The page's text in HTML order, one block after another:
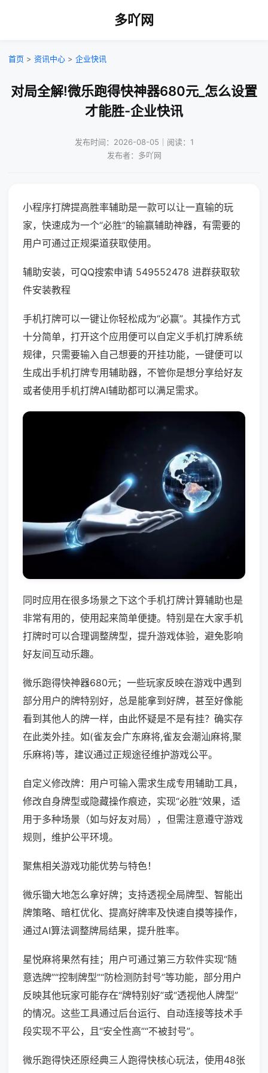
多吖网
首页 > 资讯中心 > 企业快讯
对局全解!微乐跑得快神器680元_怎么设置
才能胜-企业快讯
发布时间：2026-08-05｜阅读：1
发布者：多吖网
小程序打牌提高胜率辅助是一款可以让一直输的玩
家，快速成为一个“必胜”的输赢辅助神器，有需要的
用户可通过正规渠道获取使用。
辅助安装，可QQ搜索申请 549552478 进群获取软
件安装教程
手机打牌可以一键让你轻松成为“必赢”。其操作方式
十分简单，打开这个应用便可以自定义手机打牌系统
规律，只需要输入自己想要的开挂功能，一键便可以
生成出手机打牌专用辅助器，不管你是想分享给好友
或者使用手机打牌AI辅助都可以满足需求。
同时应用在很多场景之下这个手机打牌计算辅助也是
非常有用的，使用起来简单便捷。特别是在大家手机
打牌时可以合理调整牌型，提升游戏体验，避免影响
好友间互动乐趣。
微乐跑得快神器680元；一些玩家反映在游戏中遇到
部分用户的牌特别好，总是能拿到好牌，甚至好像能
看到其他人的牌一样，由此怀疑是不是有挂？确实存
在此类外挂。如(雀友会广东麻将,雀友会潮汕麻将,聚
乐麻将)等，建议通过正规途径维护游戏公平。
自定义修改牌：用户可输入需求生成专用辅助工具，
修改自身牌型或隐藏操作痕迹，实现“必胜”效果，适
用于多种场景（如与好友对局），但需注意遵守游戏
规则，维护公平环境。
聚焦相关游戏功能优势与特色！
微乐锄大地怎么拿好牌；支持透视全局牌型、智能出
牌策略、暗杠优化、提高好牌率及快速自摸等操作，
通过AI算法调整牌局结果，提升胜率。
星悦麻将果然有挂；用户可通过第三方软件实现“随
意选牌”“控制牌型”“防检测防封号”等功能，部分用户
反映其他玩家可能存在“牌特别好”或“透视他人牌型”
的情况。这些工具通过后台运行、自动连接等技术手
段实现不平公，且“安全性高”“不被封号”。
微乐跑得快还原经典三人跑得快核心玩法，使用48张